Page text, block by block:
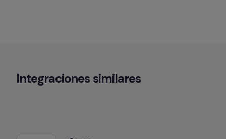
Integraciones similares